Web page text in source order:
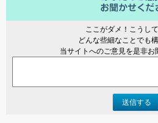
ここがダメ！こうし
どんな些細なことでも
当サイトへのご意見を是非お
送信する